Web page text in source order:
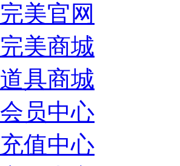
完美官网
完美商城
道具商城
会员中心
充值中心